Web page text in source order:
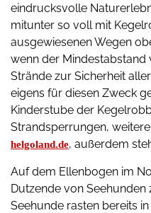
eindrucksvolle
mitunter so voll mit
ausgewiesenen Wegen
wenn der Mindestabstand
Strände zur Sicherheit
eigens für diesen Zweck
Kinderstube der
Strandsperrungen,
helgoland.de, außerdem
Auf dem Ellenbogen im
Dutzende von
Seehunde rasten bereits